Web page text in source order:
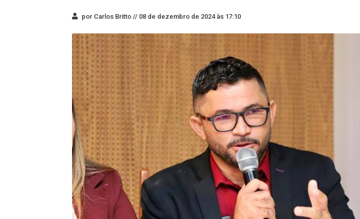
por Carlos Britto // 08 de dezembro de 2024 às 17:10